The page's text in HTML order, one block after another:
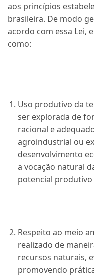
aos princípios
brasileira. De modo
acordo com essa Lei,
como:
Uso produtivo da
ser explorada de
racional e
agroindustrial ou
desenvolvimento
a vocação natural
potencial
Respeito ao meio
realizado de
recursos naturais,
promovendo